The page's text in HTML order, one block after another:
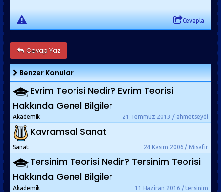
Cevapla
Cevap Yaz
Benzer Konular
Evrim Teorisi Nedir? Evrim Teorisi
Hakkında Genel Bilgiler
21 Temmuz 2013 / ahmetseydi
Akademik
Kavramsal Sanat
24 Kasım 2006 / Misafir
Sanat
Tersinim Teorisi Nedir? Tersinim Teorisi
Hakkında Genel Bilgiler
11 Haziran 2016 / tersinim
Akademik